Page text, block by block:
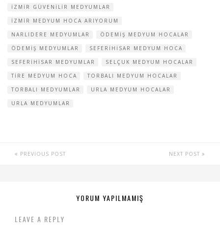
IZMIR GÜVENILIR MEDYUMLAR
IZMIR MEDYUM HOCA ARIYORUM
NARLIDERE MEDYUMLAR
ÖDEMIŞ MEDYUM HOCALAR
ÖDEMIŞ MEDYUMLAR
SEFERIHISAR MEDYUM HOCA
SEFERIHISAR MEDYUMLAR
SELÇUK MEDYUM HOCALAR
TIRE MEDYUM HOCA
TORBALI MEDYUM HOCALAR
TORBALI MEDYUMLAR
URLA MEDYUM HOCALAR
URLA MEDYUMLAR
PREVIOUS POST NEXT POST
YORUM YAPILMAMIŞ
LEAVE A REPLY